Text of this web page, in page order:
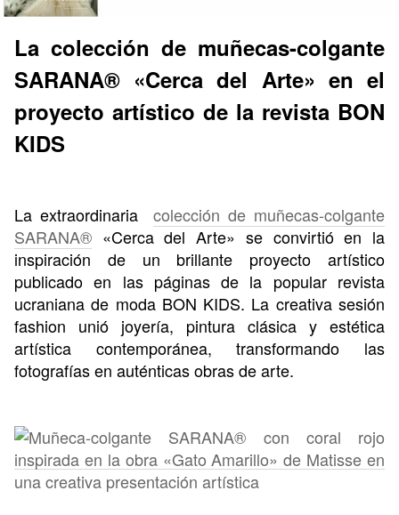
La colección de muñecas-colgante
SARANA® «Cerca del Arte» en el
proyecto artístico de la revista BON
KIDS
La extraordinaria
colección de muñecas-colgante
SARANA® «Cerca del Arte» se convirtió en la
inspiración de un brillante proyecto artístico
publicado en las páginas de la popular revista
ucraniana de moda BON KIDS. La creativa sesión
fashion unió joyería, pintura clásica y estética
artística contemporánea, transformando las
fotografías en auténticas obras de arte.